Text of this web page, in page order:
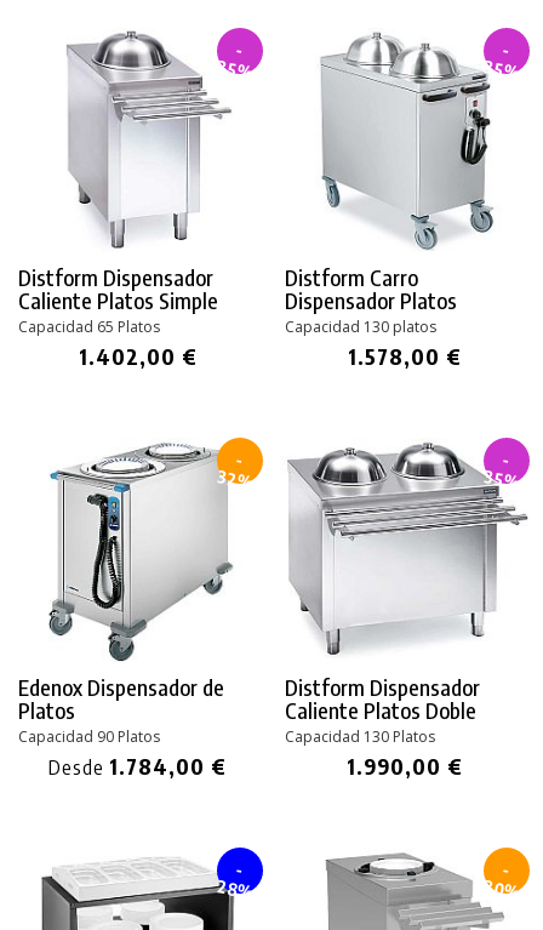
-
35%
Distform Dispensador
Caliente Platos Simple
Capacidad 65 Platos
1.402,00 €
-
35%
Distform Carro
Dispensador Platos
Capacidad 130 platos
1.578,00 €
-
32%
Edenox Dispensador de
Platos
Capacidad 90 Platos
Desde 1.784,00 €
-
35%
Distform Dispensador
Caliente Platos Doble
Capacidad 130 Platos
1.990,00 €
-
28%
-
30%